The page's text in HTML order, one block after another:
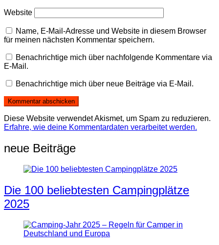
Website
Name, E-Mail-Adresse und Website in diesem Browser
für meinen nächsten Kommentar speichern.
Benachrichtige mich über nachfolgende Kommentare via
E-Mail.
Benachrichtige mich über neue Beiträge via E-Mail.
Diese Website verwendet Akismet, um Spam zu reduzieren.
Erfahre, wie deine Kommentardaten verarbeitet werden.
neue Beiträge
Die 100 beliebtesten Campingplätze
2025